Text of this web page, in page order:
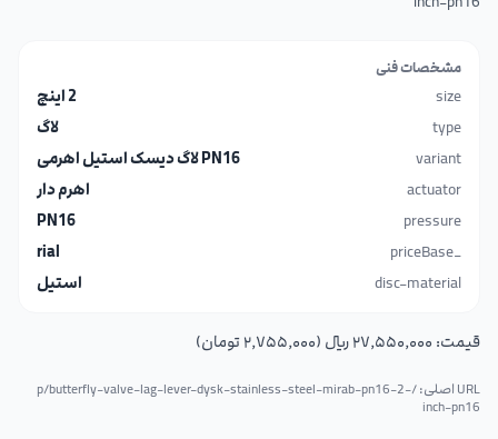
مشخصات فنی
size
2 اینچ
type
لاگ
variant
PN16 لاگ دیسک استیل اهرمی
actuator
اهرم دار
pressure
PN16
_priceBase
rial
disc-material
استیل
قیمت: ۲۷٬۵۵۰٬۰۰۰ ریال (۲٬۷۵۵٬۰۰۰ تومان)
URL اصلی: /p/
butterfly-valve-lag-lever-dysk-stainless-steel-mirab-pn16-2-
inch-pn16